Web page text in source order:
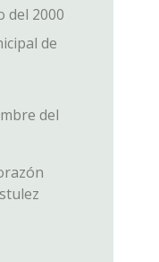
del 2000
de
del